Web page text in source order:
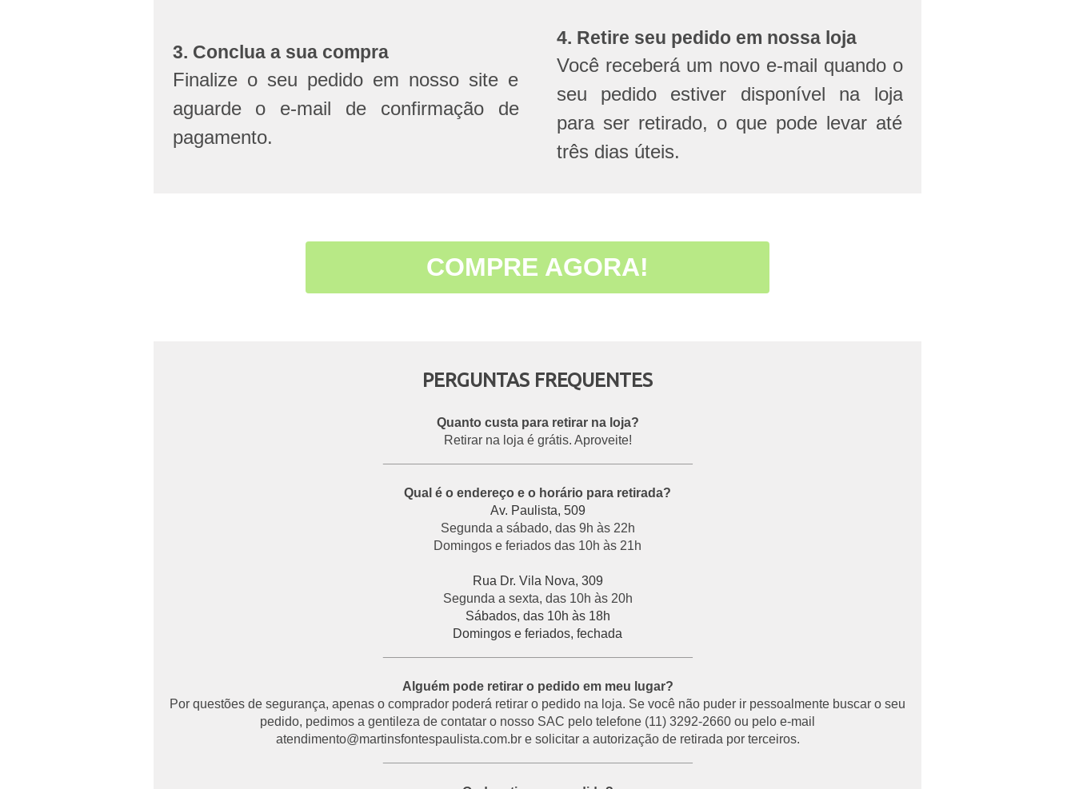
3. Conclua a sua compra
Finalize o seu pedido em nosso site e
aguarde o e-mail de confirmação de
pagamento.
4. Retire seu pedido em nossa loja
Você receberá um novo e-mail quando o
seu pedido estiver disponível na loja
para ser retirado, o que pode levar até
três dias úteis.
COMPRE AGORA!
PERGUNTAS FREQUENTES
Quanto custa para retirar na loja?
Retirar na loja é grátis. Aproveite!
Qual é o endereço e o horário para retirada?
Av. Paulista, 509
Segunda a sábado, das 9h às 22h
Domingos e feriados das 10h às 21h
Rua Dr. Vila Nova, 309
Segunda a sexta, das 10h às 20h
Sábados, das 10h às 18h
Domingos e feriados, fechada
Alguém pode retirar o pedido em meu lugar?
Por questões de segurança, apenas o comprador poderá retirar o pedido na loja. Se você não puder ir pessoalmente buscar o seu
pedido, pedimos a gentileza de contatar o nosso SAC pelo telefone (11) 3292-2660 ou pelo e-mail
atendimento@martinsfontespaulista.com.br e solicitar a autorização de retirada por terceiros.